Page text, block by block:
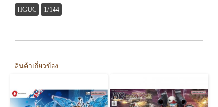
HGUC 1/144
สินค้าเกี่ยวข้อง